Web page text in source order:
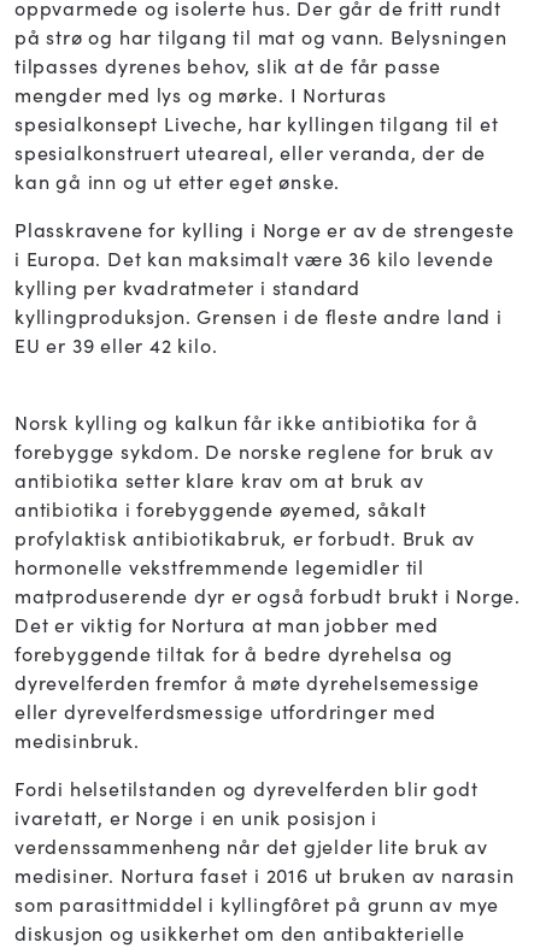
oppvarmede og isolerte hus. Der går de fritt rundt
på strø og har tilgang til mat og vann. Belysningen
tilpasses dyrenes behov, slik at de får passe
mengder med lys og mørke. I Norturas
spesialkonsept Liveche, har kyllingen tilgang til et
spesialkonstruert uteareal, eller veranda, der de
kan gå inn og ut etter eget ønske.
Plasskravene for kylling i Norge er av de strengeste
i Europa. Det kan maksimalt være 36 kilo levende
kylling per kvadratmeter i standard
kyllingproduksjon. Grensen i de fleste andre land i
EU er 39 eller 42 kilo.
Norsk kylling og kalkun får ikke antibiotika for å
forebygge sykdom. De norske reglene for bruk av
antibiotika setter klare krav om at bruk av
antibiotika i forebyggende øyemed, såkalt
profylaktisk antibiotikabruk, er forbudt. Bruk av
hormonelle vekstfremmende legemidler til
matproduserende dyr er også forbudt brukt i Norge.
Det er viktig for Nortura at man jobber med
forebyggende tiltak for å bedre dyrehelsa og
dyrevelferden fremfor å møte dyrehelsemessige
eller dyrevelferdsmessige utfordringer med
medisinbruk.
Fordi helsetilstanden og dyrevelferden blir godt
ivaretatt, er Norge i en unik posisjon i
verdenssammenheng når det gjelder lite bruk av
medisiner. Nortura faset i 2016 ut bruken av narasin
som parasittmiddel i kyllingfôret på grunn av mye
diskusjon og usikkerhet om den antibakterielle